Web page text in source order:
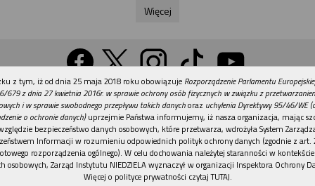
Więcej
Wersja na komputer
Działy Tematy Kontakt Reklama
Patronaty
Polityka prywatności
REKLAMA
z tym, iż od dnia 25 maja 2018 roku obowiązuje Rozporządzenie Parlamentu
679 z dnia 27 kwietnia 2016r. w sprawie ochrony osób fizycznych w związku z
i w sprawie swobodnego przepływu takich danychoraz uchylenia Dyrektywy 95/46/WE
o ochronie danych)uprzejmie Państwa informujemy, iż nasza organizacja, mając
bezpieczeństwo danych osobowych, które przetwarza, wdrożyła System
Informacji w rozumieniu odpowiednich polityk ochrony danych (zgodnie z art.
rozporządzenia ogólnego). W celu dochowania należytej staranności w
osobowych, Zarząd Instytutu NIEDZIELA wyznaczył w organizacji Inspektora Ochrony
Więcej o polityce prywatności czytaj TUTAJ.